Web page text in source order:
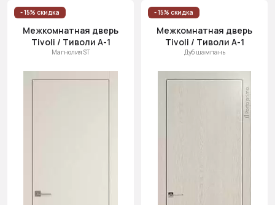
- 15% скидка
Межкомнатная дверь
Tivoli / Тиволи А-1
Магнолия ST
- 15% скидка
Межкомнатная дверь
Tivoli / Тиволи А-1
Дуб шампань